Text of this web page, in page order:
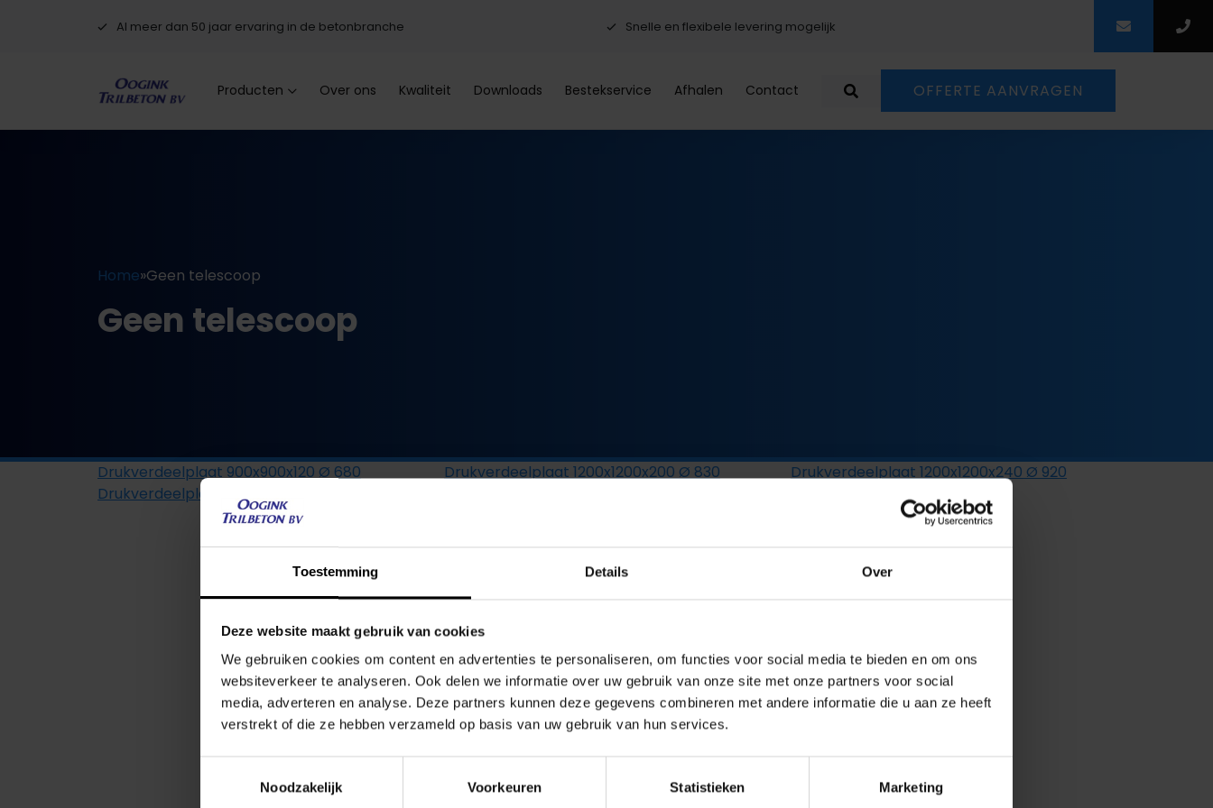
Toestemming Details Over
Deze website maakt gebruik van cookies
We gebruiken cookies om content en advertenties te personaliseren, om functies voor social media te bieden en om ons
websiteverkeer te analyseren. Ook delen we informatie over uw gebruik van onze site met onze partners voor social
media, adverteren en analyse. Deze partners kunnen deze gegevens combineren met andere informatie die u aan ze heeft
verstrekt of die ze hebben verzameld op basis van uw gebruik van hun services.
Noodzakelijk
Voorkeuren Statistieken Marketing
Al meer dan 50 jaar ervaring in de betonbranche Snelle en flexibele levering mogelijk Scherpe
Producten Over ons Kwaliteit Downloads Bestekservice Afhalen Contact OFFERTE AANVRAGEN
Home»Geen telescoop
Geen telescoop
Drukverdeelplaat 900x900x120 Ø 680 Drukverdeelplaat 1200x1200x200 Ø 830
Drukverdeelplaat 1200x1200x240 Ø 920
Drukverdeelplaat 1500x1500x200 Ø 1020
‘Met onzeuitgebreide kennisen ervaring van
beton kunnen wij uw idee omzetten in een
product.‘
MEER OVER OOGINK TRILBETON